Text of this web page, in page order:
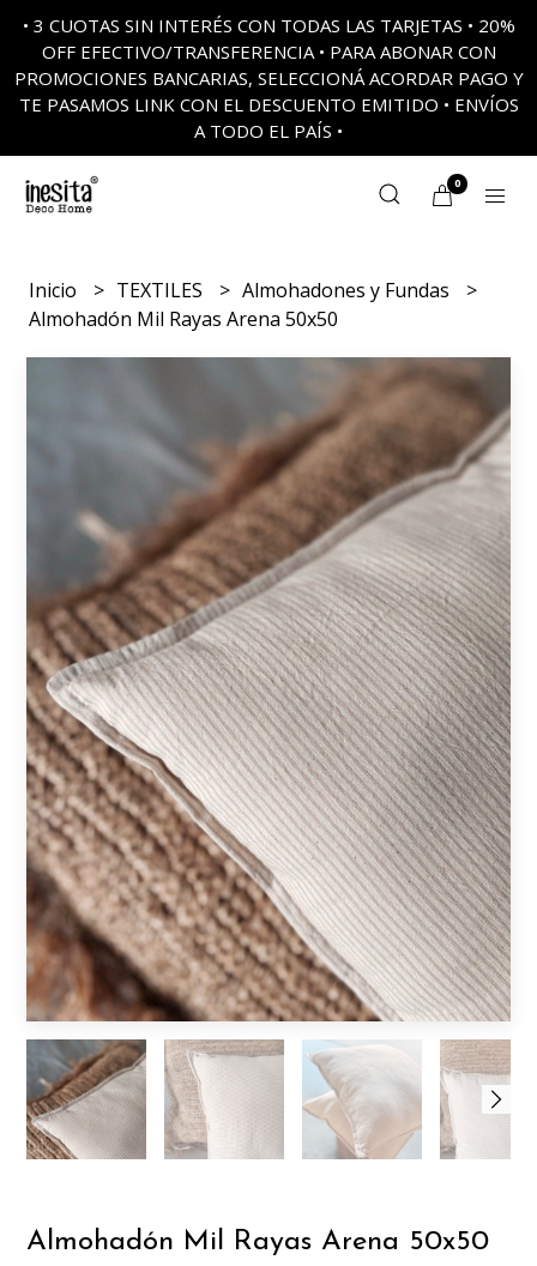
• 3 CUOTAS SIN INTERÉS CON TODAS LAS TARJETAS • 20%
OFF EFECTIVO/TRANSFERENCIA • PARA ABONAR CON
PROMOCIONES BANCARIAS, SELECCIONÁ ACORDAR PAGO Y
TE PASAMOS LINK CON EL DESCUENTO EMITIDO • ENVÍOS
A TODO EL PAÍS •
0
Inicio TEXTILES
Almohadones y Fundas
Almohadón Mil Rayas Arena 50x50
Almohadón Mil Rayas Arena 50x50